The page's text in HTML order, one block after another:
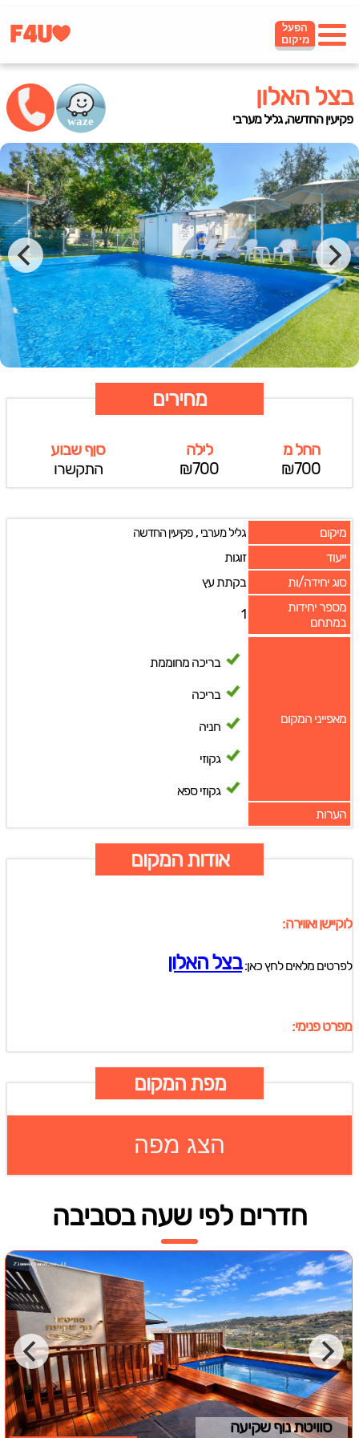
הפעל
מיקום
בצל האלון
פקיעין החדשה, גליל מערבי
מחירים
החל מ
₪700
לילה
₪700
סןף שבוע
התקשרו
מיקום גליל מערבי, פקיעין החדשה
ייעוד
זוגות
סוג יחידה/ות
בקתת עץ
מספר יחידות
במתחם
1
מאפייני המקום
בריכה מחוממת
בריכה
חניה
גקוזי
גקוזי ספא
הערות
אודות המקום
לוקיישן ואווירה:
לפרטים מלאים לחץ כאן:בצל האלון
מפרט פנימי:
מפת המקום
הצג מפה
חדרים לפי שעה בסביבה
סוויטת נוף שקיעה